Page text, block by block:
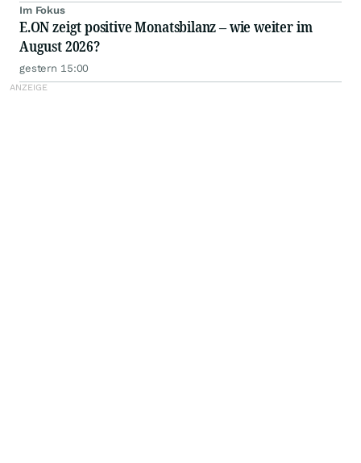
Im Fokus
E.ON zeigt positive Monatsbilanz – wie weiter im
August 2026?
gestern 15:00